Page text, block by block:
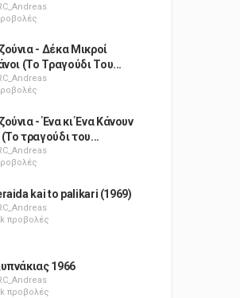
- Δέκα Μικροί
(Το Τραγούδι Του...
- Ένα κι Ένα Κάνουν
τραγούδι του...
kai to palikari (1969)
προβολές
1966
προβολές